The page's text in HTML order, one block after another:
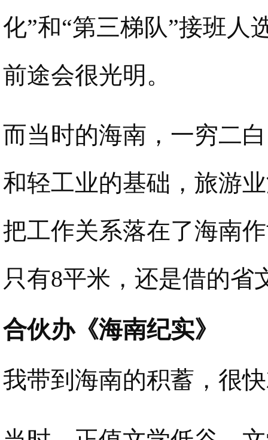
化”和“第三梯队”接班人
前途会很光明。
而当时的海南，一穷二
和轻工业的基础，旅游
把工作关系落在了海南
只有8平米，还是借的省
合伙办《海南纪实》
我带到海南的积蓄，很